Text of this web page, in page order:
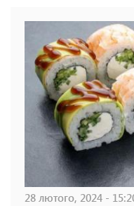
28 лютого, 2024 -